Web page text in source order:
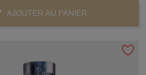
AJOUTER AU PANIER